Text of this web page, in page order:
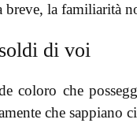
breve, la familiarità
di voi
coloro che
che